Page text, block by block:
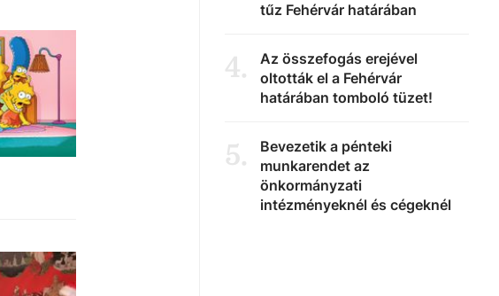
tűz Fehérvár határában
4.
Az összefogás erejével
oltották el a Fehérvár
határában tomboló tüzet!
5.
Bevezetik a pénteki
munkarendet az
önkormányzati
intézményeknél és cégeknél